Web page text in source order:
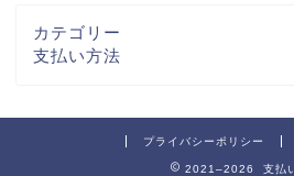
カテゴリー
支払い方法
プライバシーポリシー
2021–2026 支払